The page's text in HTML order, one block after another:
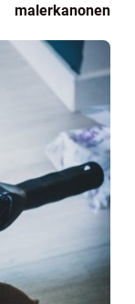
malerkanonen